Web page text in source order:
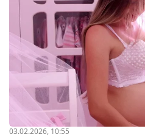
03.02.2026, 10:55